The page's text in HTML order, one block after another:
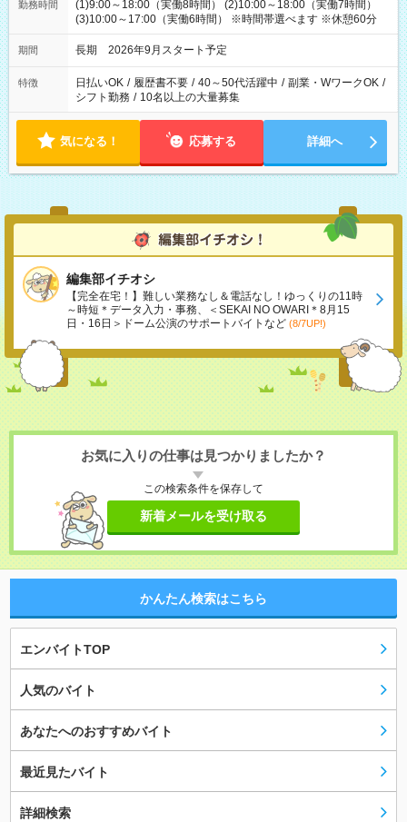
勤務時間
(1)9:00～18:00（実働8時間） (2)10:00～18:00（実働7時間）
(3)10:00～17:00（実働6時間） ※時間帯選べます ※休憩60分
期間 長期 2026年9月スタート予定
特徴 日払いOK / 履歴書不要 / 40～50代活躍中 / 副業・WワークOK /
シフト勤務 / 10名以上の大量募集
気になる！ 応募する 詳細へ
編集部イチオシ
【完全在宅！】難しい業務なし＆電話なし！ゆっくりの11時
～時短＊データ入力・事務、＜SEKAI NO OWARI＊8月15
日・16日＞ドーム公演のサポートバイトなど (8/7UP!)
お気に入りの仕事は見つかりましたか？
この検索条件を保存して
新着メールを受け取る
かんたん検索はこちら
エンバイトTOP
人気のバイト
あなたへのおすすめバイト
最近見たバイト
詳細検索